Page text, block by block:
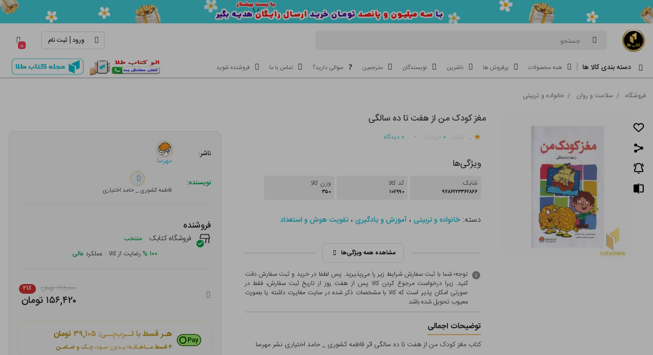
جستجو ورود| ثبت نام ۰
دسته بندی کالا ها همه محصولات پرفروش ها ناشرین نویسندگان مترجمین سوالی دارید؟ تماس با ما فروشنده شوید
فروشگاه / سلامت و روان / خانواده و تربیتی
مغز کودک من از هفت تا ده سالگی
. ۰ ۰ دیدگاه
ویژگی‌ها
شابک
۹۷۸۶۲۲۳۳۶۲۸۶۶
کد کالا
۱۰۷۹۹۰
وزن کالا
۳۵۰
دسته: خانواده و تربیتی ، آموزش و یادگیری ، تقویت هوش و استعداد
مشاهده همه ویژگی‌ها
توجه؛ شما با ثبت سفارش شرایط زیر را می‌پذیرید. پس لطفا در خرید و ثبت سفارش دقت
کنید. زیرا درخواست مرجوع کردن کالا پس از هفت روز از تاریخ ثبت سفارش، فقط در
صورتی امکان پذیر است که کالا با مشخصات ذکر شده در سایت مغایرت داشته یا بصورت
معيوب تحویل شده باشد.
توضیحات اجمالی
کتاب مغز کودک من از هفت تا ده سالگی اثر فاطمه کشوری _ حامد اختیاری نشر مهرسا
ناشر:
مهرسا
نویسنده:
فاطمه کشوری _ حامد اختیاری
فروشنده
فروشگاه کتابک منتخب
۱۰۰ % رضایت از کالا | عملکرد عالی
۱۹۸,۰۰۰ تومان ۲۱٪
۱۵۶,۴۲۰ تومان
هـر قسط با تــرب‌پــی: ۳۹,۱۰۵ تومان
۴ قسط مــاهـانـه؛ بـدون سـود، چـک و ضـامـن